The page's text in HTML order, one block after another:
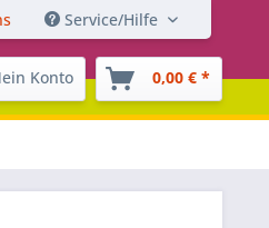
Service/Hilfe
Konto 0,00 € *